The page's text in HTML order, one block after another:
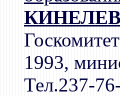
КИНЕЛЕВ
1993,
Тел.237-